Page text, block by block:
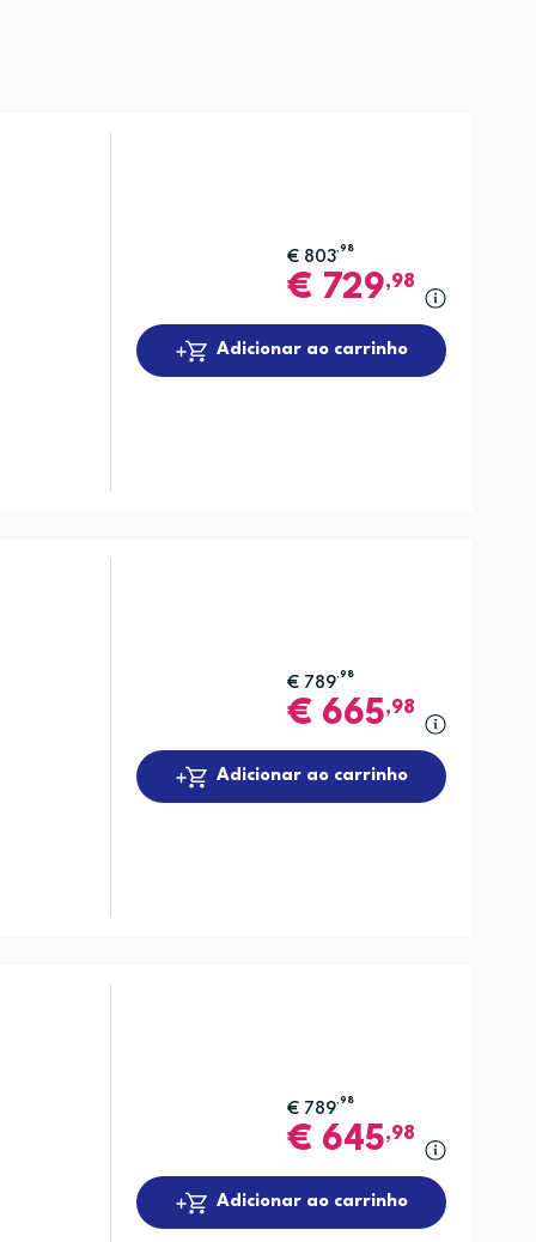
€ 803,98
€ 729,98
Adicionar ao carrinho
€ 789,98
€ 665,98
Adicionar ao carrinho
€ 789,98
€ 645,98
Adicionar ao carrinho